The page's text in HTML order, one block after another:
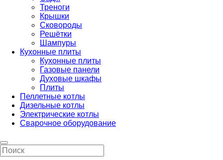
Треноги
Крышки
Сковороды
Решётки
Шампуры
Кухонные плиты
Кухонные плиты
Газовые панели
Духовые шкафы
Плиты
Пеллетные котлы
Дизельные котлы
Электрические котлы
Сварочное оборудование